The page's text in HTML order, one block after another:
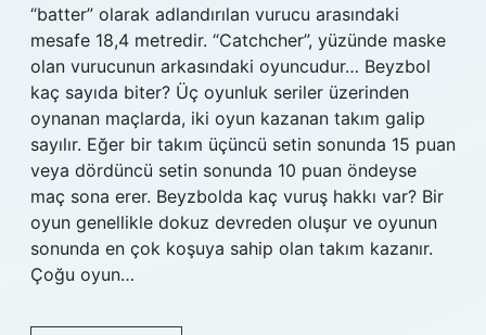
“batter” olarak adlandırılan vurucu arasındaki
mesafe 18,4 metredir. “Catchcher”, yüzünde maske
olan vurucunun arkasındaki oyuncudur… Beyzbol
kaç sayıda biter? Üç oyunluk seriler üzerinden
oynanan maçlarda, iki oyun kazanan takım galip
sayılır. Eğer bir takım üçüncü setin sonunda 15 puan
veya dördüncü setin sonunda 10 puan öndeyse
maç sona erer. Beyzbolda kaç vuruş hakkı var? Bir
oyun genellikle dokuz devreden oluşur ve oyunun
sonunda en çok koşuya sahip olan takım kazanır.
Çoğu oyun…